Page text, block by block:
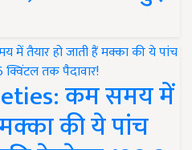
कम समय में
की ये पांच